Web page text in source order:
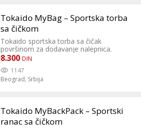
Tokaido MyBag – Sportska torba
sa čičkom
Tokaido sportska torba sa čičak
površinom za dodavanje nalepnica.
Srednja veličina ovu torbu čini idealnom
vikenda.
8.300 DIN
1147
Beograd, Srbija
Tokaido MyBackPack – Sportski
ranac sa čičkom